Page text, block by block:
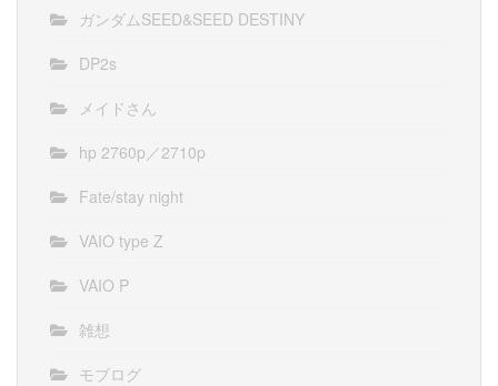
ガンダムSEED&SEED DESTINY
DP2s
メイドさん
hp 2760p／2710p
Fate/stay night
VAIO type Z
VAIO P
雑想
モブログ